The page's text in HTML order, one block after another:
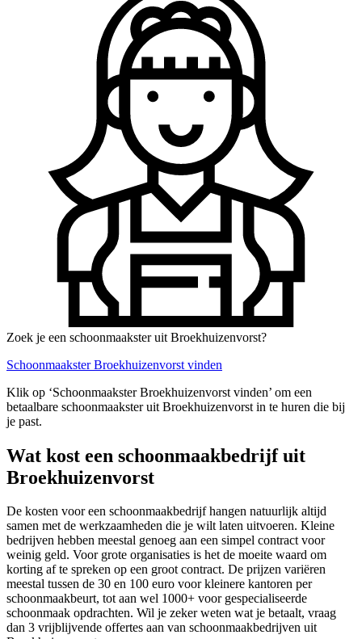
Zoek je een schoonmaakster uit Broekhuizenvorst?
Schoonmaakster Broekhuizenvorst vinden
Klik op ‘Schoonmaakster Broekhuizenvorst vinden’ om een
betaalbare schoonmaakster uit Broekhuizenvorst in te huren die bij
je past.
Wat kost een schoonmaakbedrijf uit
Broekhuizenvorst
De kosten voor een schoonmaakbedrijf hangen natuurlijk altijd
samen met de werkzaamheden die je wilt laten uitvoeren. Kleine
bedrijven hebben meestal genoeg aan een simpel contract voor
weinig geld. Voor grote organisaties is het de moeite waard om
korting af te spreken op een groot contract. De prijzen variëren
meestal tussen de 30 en 100 euro voor kleinere kantoren per
schoonmaakbeurt, tot aan wel 1000+ voor gespecialiseerde
schoonmaak opdrachten. Wil je zeker weten wat je betaalt, vraag
dan 3 vrijblijvende offertes aan van schoonmaakbedrijven uit